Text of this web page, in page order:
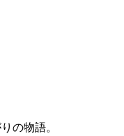
の物語。